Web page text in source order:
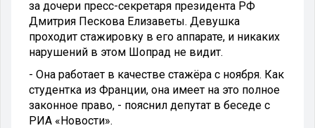
за дочери пресс-секретаря президента РФ
Дмитрия Пескова Елизаветы. Девушка
проходит стажировку в его аппарате, и никаких
нарушений в этом Шопрад не видит.
- Она работает в качестве стажёра с ноября. Как
студентка из Франции, она имеет на это полное
законное право, - пояснил депутат в беседе с
РИА «Новости».